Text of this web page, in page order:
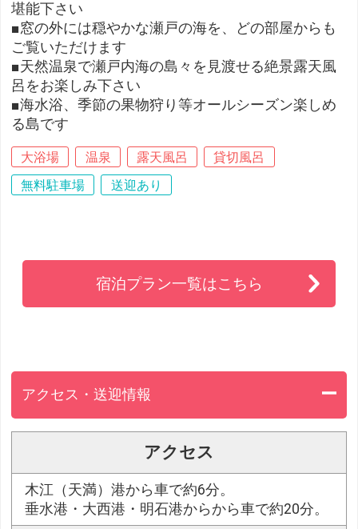
堪能下さい
■窓の外には穏やかな瀬戸の海を、どの部屋からも
ご覧いただけます
■天然温泉で瀬戸内海の島々を見渡せる絶景露天風
呂をお楽しみ下さい
■海水浴、季節の果物狩り等オールシーズン楽しめ
る島です
大浴場 温泉 露天風呂
貸切風呂
無料駐車場
送迎あり
宿泊プラン一覧はこちら
アクセス・送迎情報
アクセス
木江（天満）港から車で約6分。
垂水港・大西港・明石港からから車で約20分。